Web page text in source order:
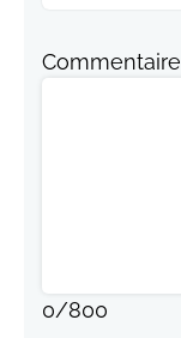
Commentaire
0/800